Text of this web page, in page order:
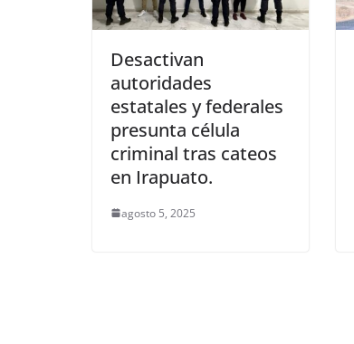
Desactivan
autoridades
estatales y federales
presunta célula
criminal tras cateos
en Irapuato.
agosto 5, 2025